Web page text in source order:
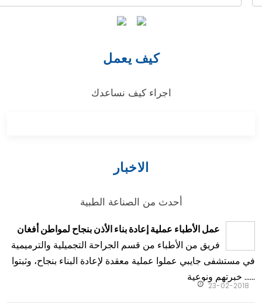
كيف يعمل
اجراء كيف نساعدك
الاخبار
أحدث من الصناعة الطبية
عمل الأطباء عملية إعادة بناء الأذن بنجاح لمواطن أفغان
فريق من الأطباء من قسم الجراحة التجميلية والترميمية
في مستشفى جايبي عملوا عملية معقدة لإعادة البناء بنجاح، وثبتوا
خبرتهم ونوعية ......
23-02-2018